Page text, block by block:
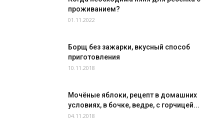
проживанием?
01.11.2022
Борщ без зажарки, вкусный способ
приготовления
10.11.2018
Мочёные яблоки, рецепт в домашних
условиях, в бочке, ведре, с горчицей...
04.11.2018